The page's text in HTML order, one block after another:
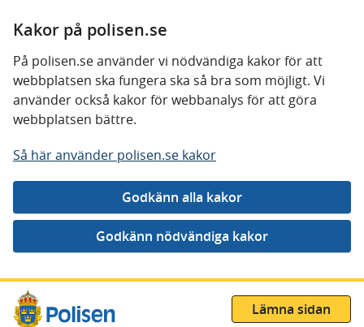
Kakor på polisen.se
På polisen.se använder vi nödvändiga kakor för att
webbplatsen ska fungera ska så bra som möjligt. Vi
använder också kakor för webbanalys för att göra
webbplatsen bättre.
Så här använder polisen.se kakor
Gå direkt till innehåll
Lämna sidan